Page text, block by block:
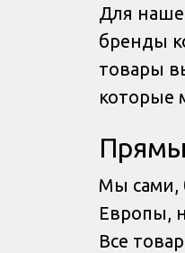
Для
бренды
товары
которые
Мы сами,
Европы,
Все